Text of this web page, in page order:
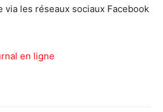
via les réseaux sociaux Facebook
en ligne